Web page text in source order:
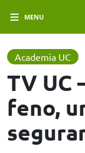
MENU
Academia UC
TV UC
feno,